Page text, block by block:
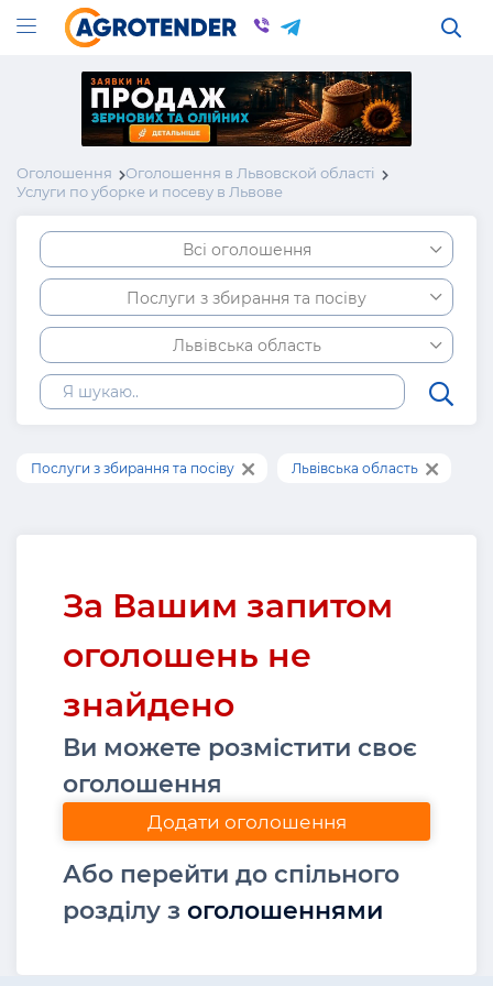
Оголошення
Оголошення в Львовской області
Услуги по уборке и посеву в Львове
Всі оголошення
Послуги з збирання та посіву
Львівська область
Послуги з збирання та посіву Львівська область
За Вашим запитом
оголошень не
знайдено
Ви можете розмістити своє
оголошення
Додати оголошення
Або перейти до спільного
розділу з оголошеннями